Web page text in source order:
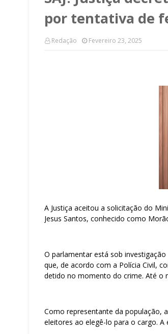
por tentativa de
Redação Fevereiro 23, 2025
A Justiça aceitou a solicitação do
Jesus Santos, conhecido como
O parlamentar está sob
que, de acordo com a Polícia Civil,
detido no momento do crime. Até o
Como representante da população,
eleitores ao elegê-lo para o cargo.